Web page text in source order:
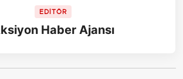
EDİTÖR
Haber Ajansı